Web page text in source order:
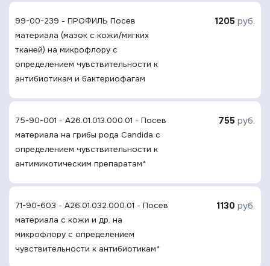
99-00-239 - ПРОФИЛЬ Посев
материала (мазок с кожи/мягких
тканей) на микрофлору с
определением чувcтвительности к
антибиотикам и бактериофагам
1205 руб.
75-90-001 - A26.01.013.000.01 - Посев
материала на грибы рода Candida с
определением чувcтвительности к
антимикотическим препаратам*
755 руб.
71-90-603 - A26.01.032.000.01 - Посев
материала с кожи и др. на
микрофлору с определением
чувcтвительности к антибиотикам*
1130 руб.